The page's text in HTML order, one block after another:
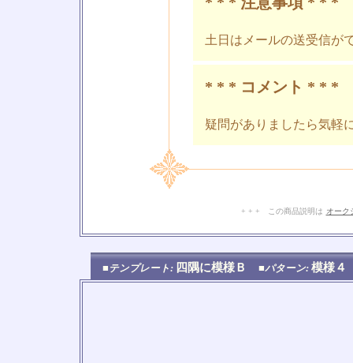
土日はメールの送受信が
* * * コメント * * *
疑問がありましたら気軽
+ + + この商品説明は オーク
■テンプレート: 四隅に模様Ｂ ■パターン: 模様